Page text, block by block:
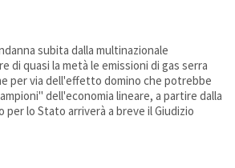
subita dalla multinazionale
di quasi la metà le emissioni di gas serra
per via dell'effetto domino che potrebbe
dell'economia lineare, a partire dalla
arriverà a breve il Giudizio